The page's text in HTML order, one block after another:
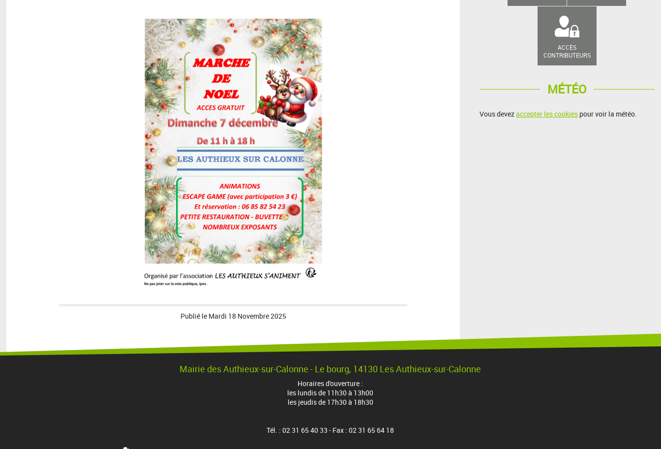
Publié le Mardi 18 Novembre 2025
ACCÈS
CONTRIBUTEURS
MÉTÉO
Vous devezaccepter les cookies pour voir la météo.
Mairie des Authieux-sur-Calonne - Le bourg, 14130 Les Authieux-sur-Calonne
Horaires d'ouverture :
les lundis de 11h30 à 13h00
les jeudis de 17h30 à 18h30
Tél. : 02 31 65 40 33 - Fax : 02 31 65 64 18